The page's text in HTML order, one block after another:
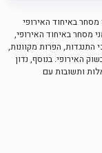
מסחר באיחוד האירופי
מסחר באיחוד האירופי,
התנגדות, הפרות מקוונות,
האירופי. בנוסף, נדון
ותשובות עם